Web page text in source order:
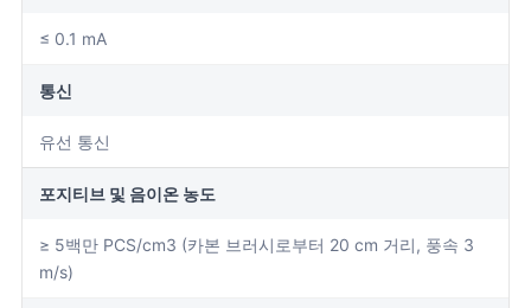
≤ 0.1 mA
통신
유선 통신
포지티브 및 음이온 농도
≥ 5백만 PCS/cm3 (카본 브러시로부터 20 cm 거리, 풍속 3
m/s)